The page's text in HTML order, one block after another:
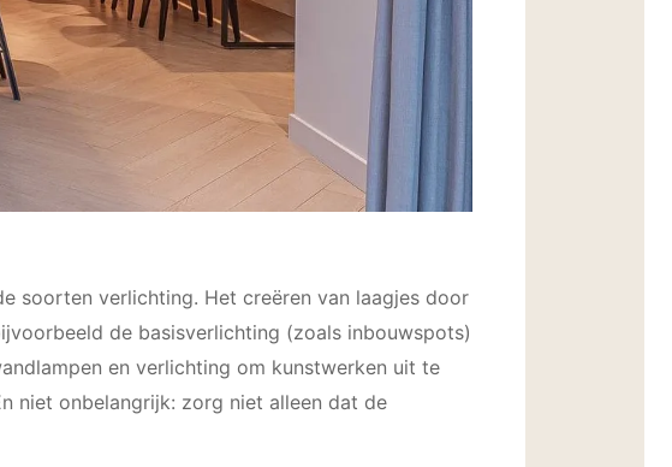
soorten verlichting. Het creëren van laagjes door
de basisverlichting (zoals inbouwspots)
en verlichting om kunstwerken uit te
niet onbelangrijk: zorg niet alleen dat de